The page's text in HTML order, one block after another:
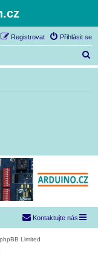
Přihlásit se
Registrovat
l
Kontaktujte nás
Limited